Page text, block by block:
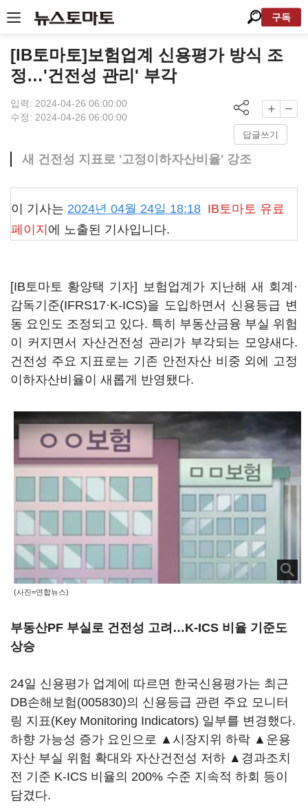
구독
[IB토마토]보험업계 신용평가 방식 조
정…'건전성 관리' 부각
입력: 2024-04-26 06:00:00
수정: 2024-04-26 06:00:00
답글쓰기
새 건전성 지표로 '고정이하자산비율' 강조
이 기사는 2024년 04월 24일 18:18 IB토마토 유료
페이지 에 노출된 기사입니다.
[IB토마토 황양택 기자] 보험업계가 지난해 새 회계·
감독기준(IFRS17·K-ICS)을 도입하면서 신용등급 변
동 요인도 조정되고 있다. 특히 부동산금융 부실 위험
이 커지면서 자산건전성 관리가 부각되는 모양새다.
건전성 주요 지표로는 기존 안전자산 비중 외에 고정
이하자산비율이 새롭게 반영됐다.
(사진=연합뉴스)
부동산PF 부실로 건전성 고려…K-ICS 비율 기준도
상승
24일 신용평가 업계에 따르면 한국신용평가는 최근
DB손해보험(005830)의 신용등급 관련 주요 모니터
링 지표(Key Monitoring Indicators) 일부를 변경했다.
하향 가능성 증가 요인으로 ▲시장지위 하락 ▲운용
자산 부실 위험 확대와 자산건전성 저하 ▲경과조치
전 기준 K-ICS 비율의 200% 수준 지속적 하회 등이
담겼다.